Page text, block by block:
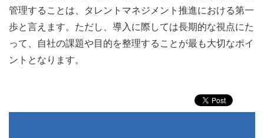
管理することは、タレントマネジメント推進における第一
歩と言えます。ただし、導入に際しては長期的な視点にた
って、自社の課題や目的を整理することが最も大切なポイ
ントとなります。